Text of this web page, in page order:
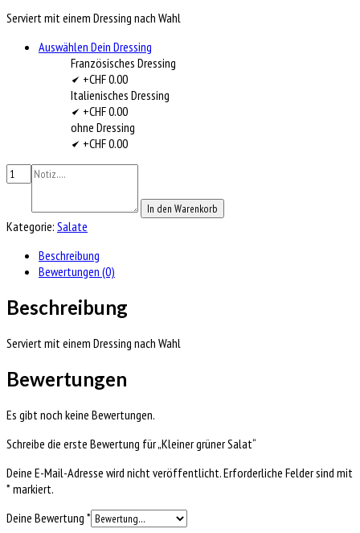
Serviert mit einem Dressing nach Wahl
Auswählen Dein Dressing
Französisches Dressing
+CHF 0.00
Italienisches Dressing
+CHF 0.00
ohne Dressing
+CHF 0.00
In den Warenkorb
Kategorie: Salate
Beschreibung
Bewertungen (0)
Beschreibung
Serviert mit einem Dressing nach Wahl
Bewertungen
Es gibt noch keine Bewertungen.
Schreibe die erste Bewertung für „Kleiner grüner Salat“
Deine E-Mail-Adresse wird nicht veröffentlicht.Erforderliche Felder sind mit
*markiert.
Deine Bewertung *